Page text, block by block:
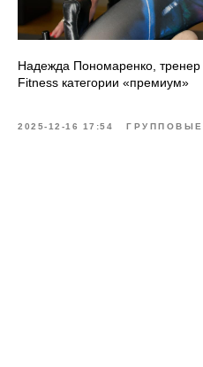
Надежда Пономаренко,
Fitness категории «премиум»
2025-12-16 17:54